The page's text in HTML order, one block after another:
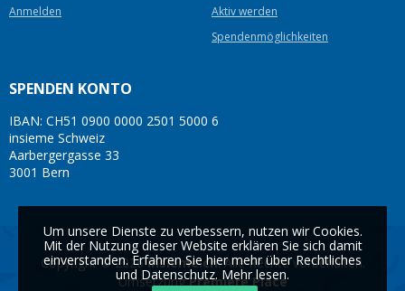
Anmelden
Aktiv werden
Spendenmöglichkeiten
SPENDEN KONTO
IBAN: CH51 0900 0000 2501 5000 6
insieme Schweiz
Aarbergergasse 33
3001 Bern
Copyright © 2026insieme.ch. Alle Rechte vorbehalten.
Umsetzung Première Place
Um unsere Dienste zu verbessern, nutzen wir Cookies.
Mit der Nutzung dieser Website erklären Sie sich damit
einverstanden. Erfahren Sie hier mehr über Rechtliches
und Datenschutz. Mehr lesen.